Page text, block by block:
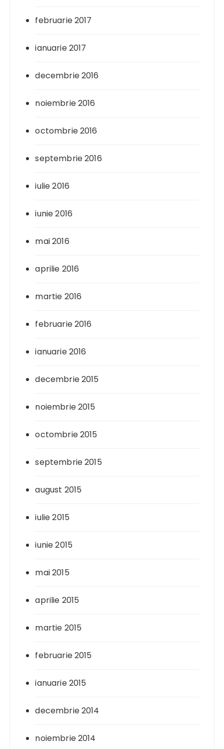
februarie 2017
ianuarie 2017
decembrie 2016
noiembrie 2016
octombrie 2016
septembrie 2016
iulie 2016
iunie 2016
mai 2016
aprilie 2016
martie 2016
februarie 2016
ianuarie 2016
decembrie 2015
noiembrie 2015
octombrie 2015
septembrie 2015
august 2015
iulie 2015
iunie 2015
mai 2015
aprilie 2015
martie 2015
februarie 2015
ianuarie 2015
decembrie 2014
noiembrie 2014